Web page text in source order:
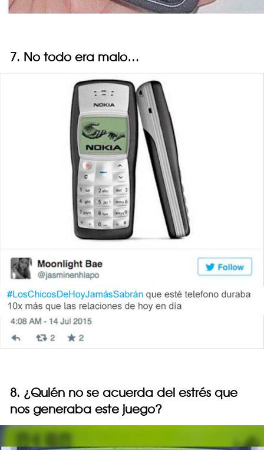
7. No todo era malo…
8. ¿Quién no se acuerda del estrés que
nos generaba este juego?